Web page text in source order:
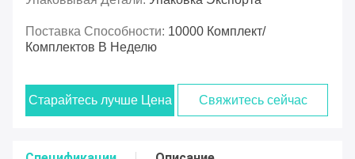
Поставка Способности: 10000 Комплект/
Комплектов В Неделю
Старайтесь лучше Цена Свяжитесь сейчас